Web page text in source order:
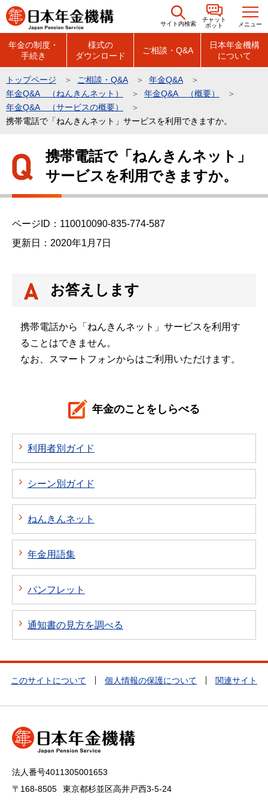
こ
の
の
先
頭
サイト内検索
チャット
ボット
メニュー
年金の制度・
手続き
様式の
ダウンロード
ご相談・Q&A
日本年金機構
について
トップページ ご相談・Q&A
年金Q&A
年金Q&A （ねんきんネット）
年金Q&A （概要）
年金Q&A （サービスの概要）
携帯電話で「ねんきんネット」サービスを利用できますか。
携帯電話で「ねんきんネット」
サービスを利用できますか。
ページID：110010090-835-774-587
更新日：2020年1月7日
お答えします
携帯電話から「ねんきんネット」サービスを利用す
ることはできません。
なお、スマートフォンからはご利用いただけます。
年金のことをしらべる
利用者別ガイド
シーン別ガイド
ねんきんネット
年金用語集
パンフレット
通知書の見方を調べる
このサイトについて 個人情報の保護について 関連サイト
法人番号4011305001653
〒168-8505
東京都杉並区高井戸西3-5-24